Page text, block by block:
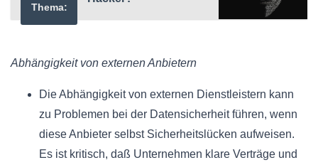
Thema:
Abhängigkeit von externen Anbietern
Die Abhängigkeit von externen Dienstleistern kann
zu Problemen bei der Datensicherheit führen, wenn
diese Anbieter selbst Sicherheitslücken aufweisen.
Es ist kritisch, daß Unternehmen klare Verträge und